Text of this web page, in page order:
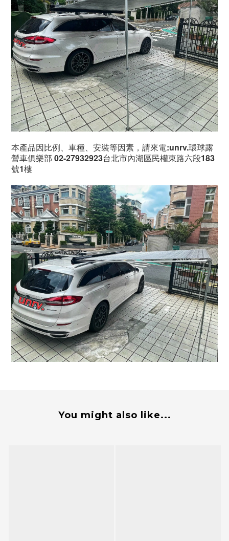
本產品因比例、車種、安裝等因素，請來電:unrv.環球露
營車俱樂部 02-27932923台北市內湖區民權東路六段183
號1樓
You might also like...